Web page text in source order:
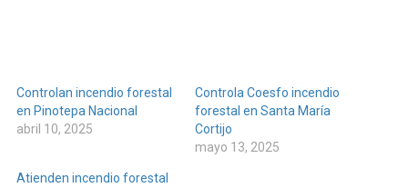
Controlan incendio forestal
en Pinotepa Nacional
abril 10, 2025
Controla Coesfo incendio
forestal en Santa María
Cortijo
mayo 13, 2025
Atienden incendio forestal